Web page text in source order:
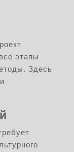
этапы
Здесь